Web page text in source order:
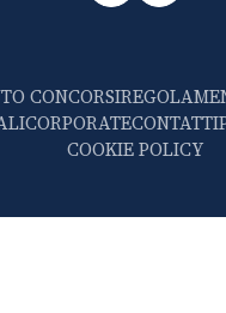
CONCORSI
CORPORATECONTATTI
COOKIE POLICY